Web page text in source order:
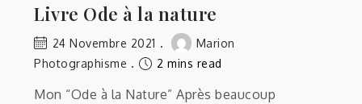
Livre Ode à la nature
24 Novembre 2021
Marion
Photographisme
2 mins read
Mon “Ode à la Nature” Après beaucoup